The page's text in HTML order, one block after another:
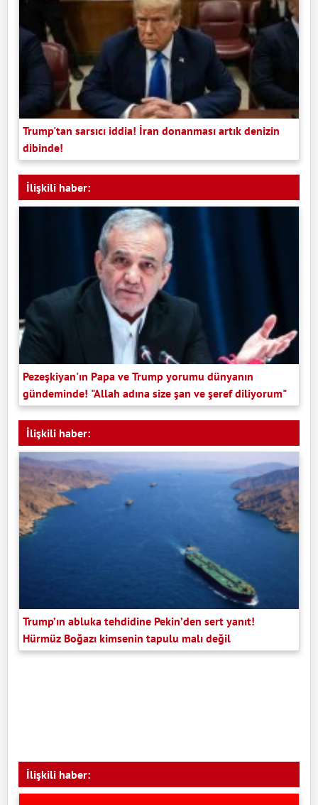
Trump'tan sarsıcı iddia! İran donanması artık denizin
dibinde!
İlişkili haber:
Pezeşkiyan'ın Papa ve Trump yorumu dünyanın
gündeminde! "Allah adına size şan ve şeref diliyorum"
İlişkili haber:
Trump’ın abluka tehdidine Pekin’den sert yanıt!
Hürmüz Boğazı kimsenin tapulu malı değil
İlişkili haber: